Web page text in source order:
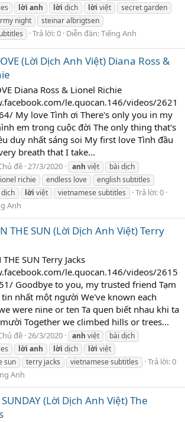
lời anh lời dịch lời việt
secret garden
night
steinar albrigtsen
Trả lời: 0 Diễn đàn:Tiếng Anh
(Lời Dịch Anh Việt) Diana Ross &
Diana Ross & Lionel Richie
le.quocan.146/videos/2621
My love Tình ơi There's only you in my
em trong cuộc đời The only thing that's
duy nhất sáng soi My first love Tình đầu
breath that I take...
đề 27/3/2020 anh việt
bài dịch
richie
endless love
english subtitles
dịch lời việt vietnamese subtitles
Trả lời: 0
Anh
THE SUN (Lời Dịch Anh Việt) Terry
THE SUN Terry Jacks
le.quocan.146/videos/2615
Goodbye to you, my trusted friend Tạm
nhất một người We've known each
were nine or ten Ta quen biết nhau khi ta
Together we climbed hills or trees...
đề 26/3/2020 anh việt
bài dịch
lời anh lời dịch lời việt
sun
terry jacks vietnamese subtitles
Trả lời: 0
Anh
SUNDAY (Lời Dịch Anh Việt) The